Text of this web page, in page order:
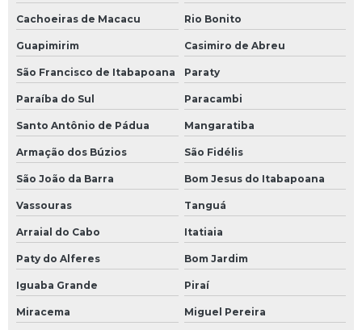
Cachoeiras de Macacu Rio Bonito
Guapimirim Casimiro de Abreu
São Francisco de Itabapoana Paraty
Paraíba do Sul Paracambi
Santo Antônio de Pádua Mangaratiba
Armação dos Búzios São Fidélis
São João da Barra Bom Jesus do Itabapoana
Vassouras Tanguá
Arraial do Cabo Itatiaia
Paty do Alferes Bom Jardim
Iguaba Grande Piraí
Miracema Miguel Pereira